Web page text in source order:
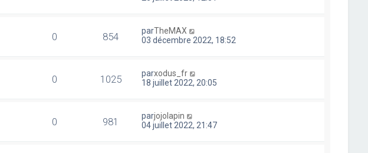
0 854 parTheMAX
03 décembre 2022, 18:52
0 1025 parxodus_fr
18 juillet 2022, 20:05
0 981 parjojolapin
04 juillet 2022, 21:47